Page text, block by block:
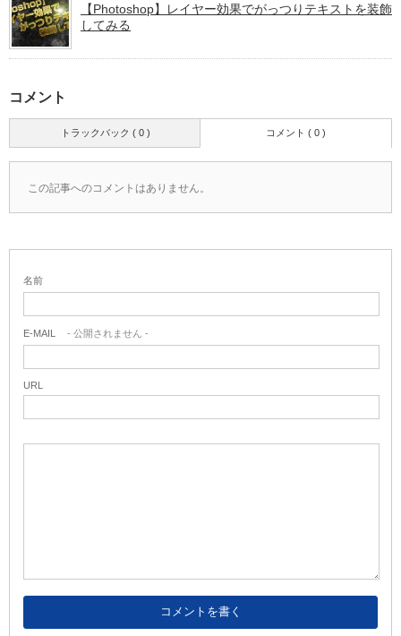
【Photoshop】レイヤー効果でがっつりテキストを装飾
してみる
コメント
トラックバック ( 0 ) コメント ( 0 )
この記事へのコメントはありません。
名前
E-MAIL - 公開されません -
URL